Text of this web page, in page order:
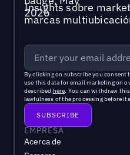
Insights sobre
marcas
By clicking on subscribe you consent
use this data for email marketing on
described here. You can withdraw
lawfulness of the processing before
EMPRESA
Acerca de